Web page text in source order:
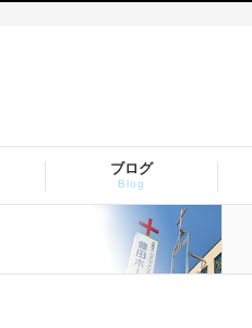
ブログ
Blog